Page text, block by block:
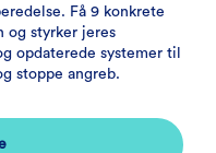
Få 9 konkrete
og styrker jeres
opdaterede systemer til
stoppe angreb.